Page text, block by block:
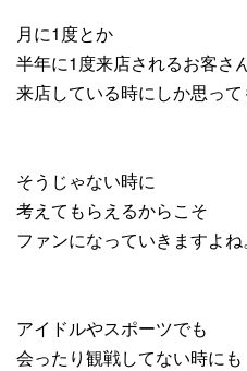
月に1度とか
半年に1度来店されるお客さ
来店している時にしか思って
そうじゃない時に
考えてもらえるからこそ
ファンになっていきますよね。
アイドルやスポーツでも
会ったり観戦してない時にも